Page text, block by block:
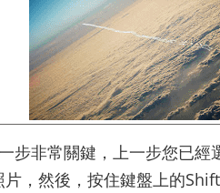
步非常關鍵，上一步您已
片，然後，按住鍵盤上的